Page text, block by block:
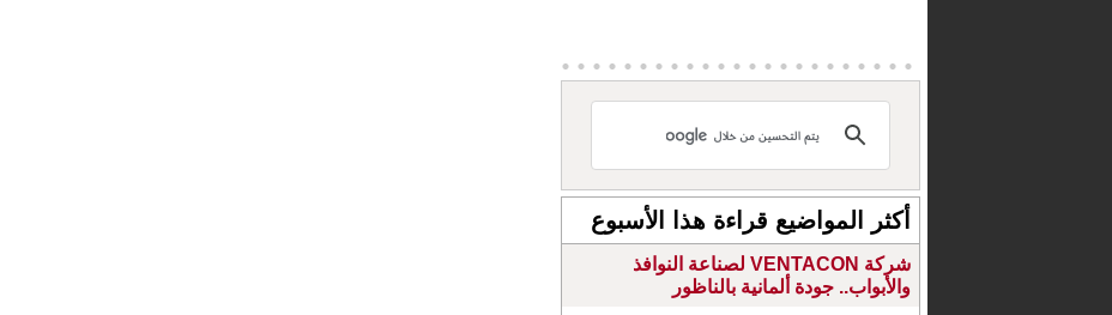
أكثر المواضيع قراءة هذا الأسبوع
شركة VENTACON لصناعة النوافذ
والأبواب.. جودة ألمانية بالناظور